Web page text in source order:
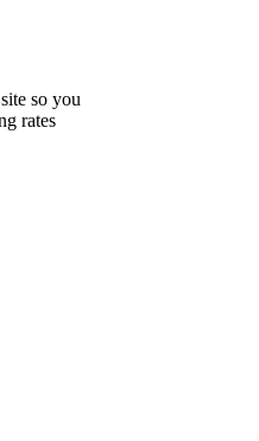
so you
rates